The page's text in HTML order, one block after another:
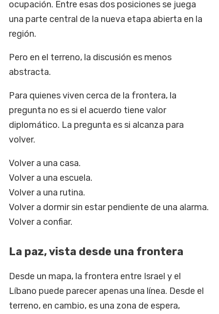
ocupación. Entre esas dos posiciones se juega
una parte central de la nueva etapa abierta en la
región.
Pero en el terreno, la discusión es menos
abstracta.
Para quienes viven cerca de la frontera, la
pregunta no es si el acuerdo tiene valor
diplomático. La pregunta es si alcanza para
volver.
Volver a una casa.
Volver a una escuela.
Volver a una rutina.
Volver a dormir sin estar pendiente de una alarma.
Volver a confiar.
La paz, vista desde una frontera
Desde un mapa, la frontera entre Israel y el
Líbano puede parecer apenas una línea. Desde el
terreno, en cambio, es una zona de espera,